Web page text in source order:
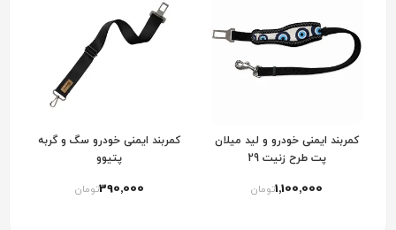
کمربند ایمنی خودرو و لید میلان
پت طرح زنیت 29
1٬100٬000تومان
کمربند ایمنی خودرو سگ و گربه
پتیوو
390٬000تومان